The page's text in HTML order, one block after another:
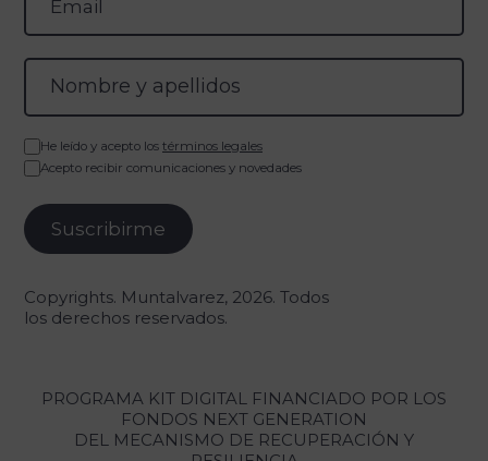
He leído y acepto los términos legales
Acepto recibir comunicaciones y novedades
Copyrights. Muntalvarez, 2026. Todos
los derechos reservados.
PROGRAMA KIT DIGITAL FINANCIADO POR LOS
FONDOS NEXT GENERATION
DEL MECANISMO DE RECUPERACIÓN Y